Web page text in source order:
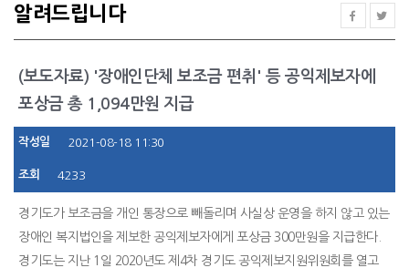
알려드립니다
(보도자료) '장애인단체 보조금 편취' 등 공익제보자에
포상금 총 1,094만원 지급
작성일 2021-08-18 11:30
조회 4233
경기도가 보조금을 개인 통장으로 빼돌리며 사실상 운영을 하지 않고 있는
장애인 복지법인을 제보한 공익제보자에게 포상금 300만원을 지급한다.
경기도는 지난 1일 2020년도 제4차 경기도 공익제보지원위원회를 열고